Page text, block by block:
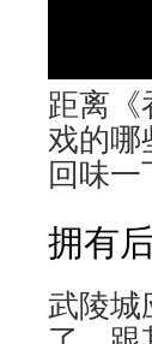
距离《
戏的哪
回味
拥有
武陵城